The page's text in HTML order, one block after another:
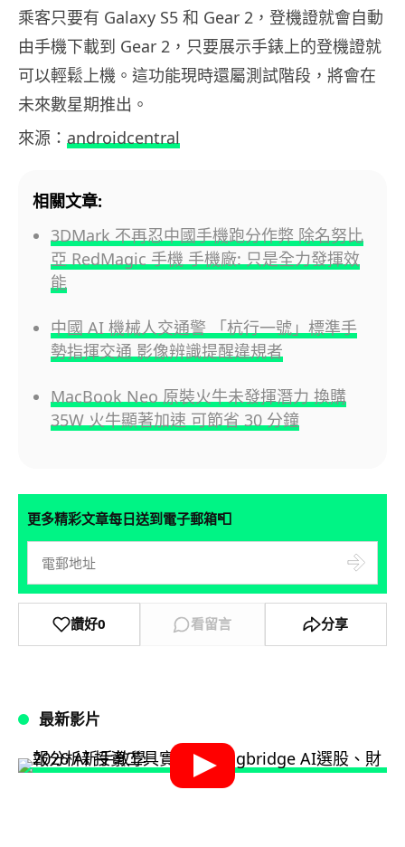
乘客只要有 Galaxy S5 和 Gear 2，登機證就會自動
由手機下載到 Gear 2，只要展示手錶上的登機證就
可以輕鬆上機。這功能現時還屬測試階段，將會在
未來數星期推出。
來源： androidcentral
相關文章:
3DMark 不再忍中國手機跑分作弊 除名努比
亞 RedMagic 手機 手機廠: 只是全力發揮效
能
中國 AI 機械人交通警 「杭行一號」標準手
勢指揮交通 影像辨識提醒違規者
MacBook Neo 原裝火牛未發揮潛力 換購
35W 火牛顯著加速 可節省 30 分鐘
更多精彩文章每日送到電子郵箱📮
讚好0 看留言 分享
最新影片